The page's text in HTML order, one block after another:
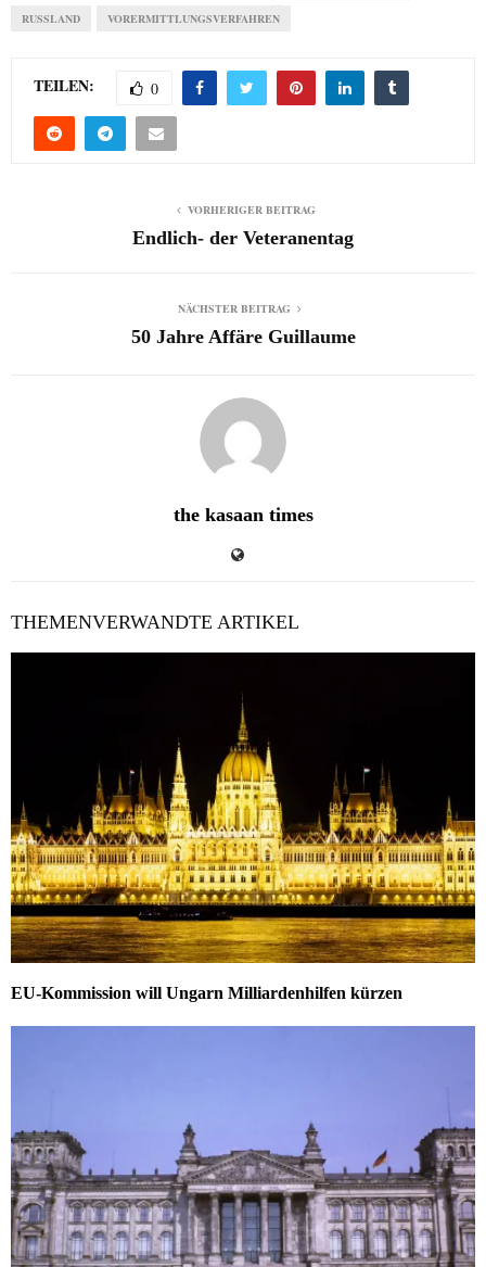
RUSSLAND VORERMITTLUNGSVERFAHREN
TEILEN: 0
VORHERIGER BEITRAG
Endlich- der Veteranentag
NÄCHSTER BEITRAG
50 Jahre Affäre Guillaume
the kasaan times
THEMENVERWANDTE ARTIKEL
EU-Kommission will Ungarn Milliardenhilfen kürzen